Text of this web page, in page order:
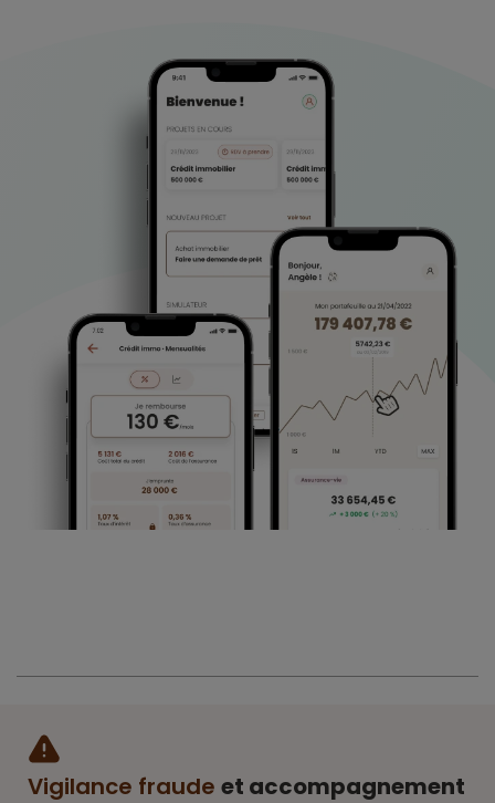
Vigilance fraude et accompagnement